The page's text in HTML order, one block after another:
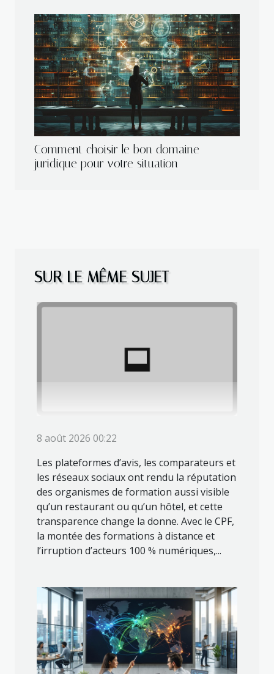
Comment choisir le bon domaine
juridique pour votre situation
SUR LE MÊME SUJET
8 août 2026 00:22
Les plateformes d’avis, les comparateurs et
les réseaux sociaux ont rendu la réputation
des organismes de formation aussi visible
qu’un restaurant ou qu’un hôtel, et cette
transparence change la donne. Avec le CPF,
la montée des formations à distance et
l’irruption d’acteurs 100 % numériques,...